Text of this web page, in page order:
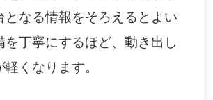
となる情報をそろえるとよい
を丁寧にするほど、動き出し
くなります。